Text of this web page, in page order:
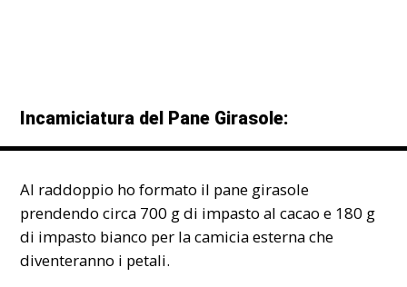
Incamiciatura del Pane Girasole:
Al raddoppio ho formato il pane girasole
prendendo circa 700 g di impasto al cacao e 180 g
di impasto bianco per la camicia esterna che
diventeranno i petali.